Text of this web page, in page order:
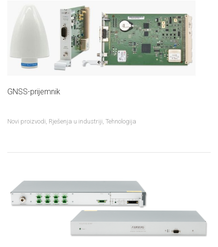
GNSS-prijemnik
Novi proizvodi Rješenja u industriji Tehnologija